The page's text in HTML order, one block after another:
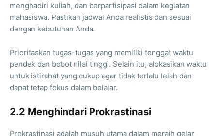
menghadiri kuliah, dan berpartisipasi dalam kegiatan
mahasiswa. Pastikan jadwal Anda realistis dan sesuai
dengan kebutuhan Anda.
Prioritaskan tugas-tugas yang memiliki tenggat waktu
pendek dan bobot nilai tinggi. Selain itu, alokasikan waktu
untuk istirahat yang cukup agar tidak terlalu lelah dan
dapat tetap fokus dalam belajar.
2.2 Menghindari Prokrastinasi
Prokrastinasi adalah musuh utama dalam meraih gelar